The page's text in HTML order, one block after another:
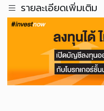
รายละเอียดเพิ่มเติม